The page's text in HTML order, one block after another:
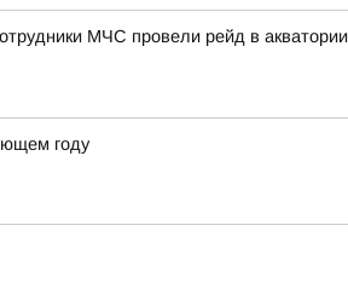
МЧС провели рейд в
году